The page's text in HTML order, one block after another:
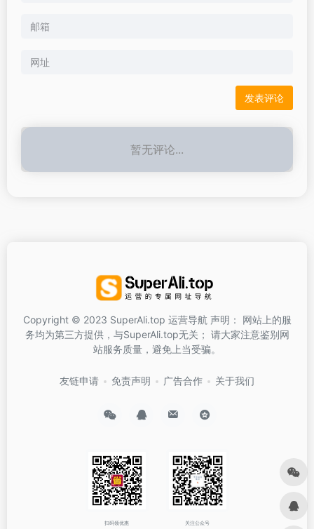
暂无评论...
Copyright © 2023 SuperAli.top 运营导航 声明： 网站上的服
务均为第三方提供，与SuperAli.top无关； 请大家注意鉴别网
站服务质量，避免上当受骗。
友链申请 免责声明 广告合作 关于我们
扫码领优惠 关注公众号